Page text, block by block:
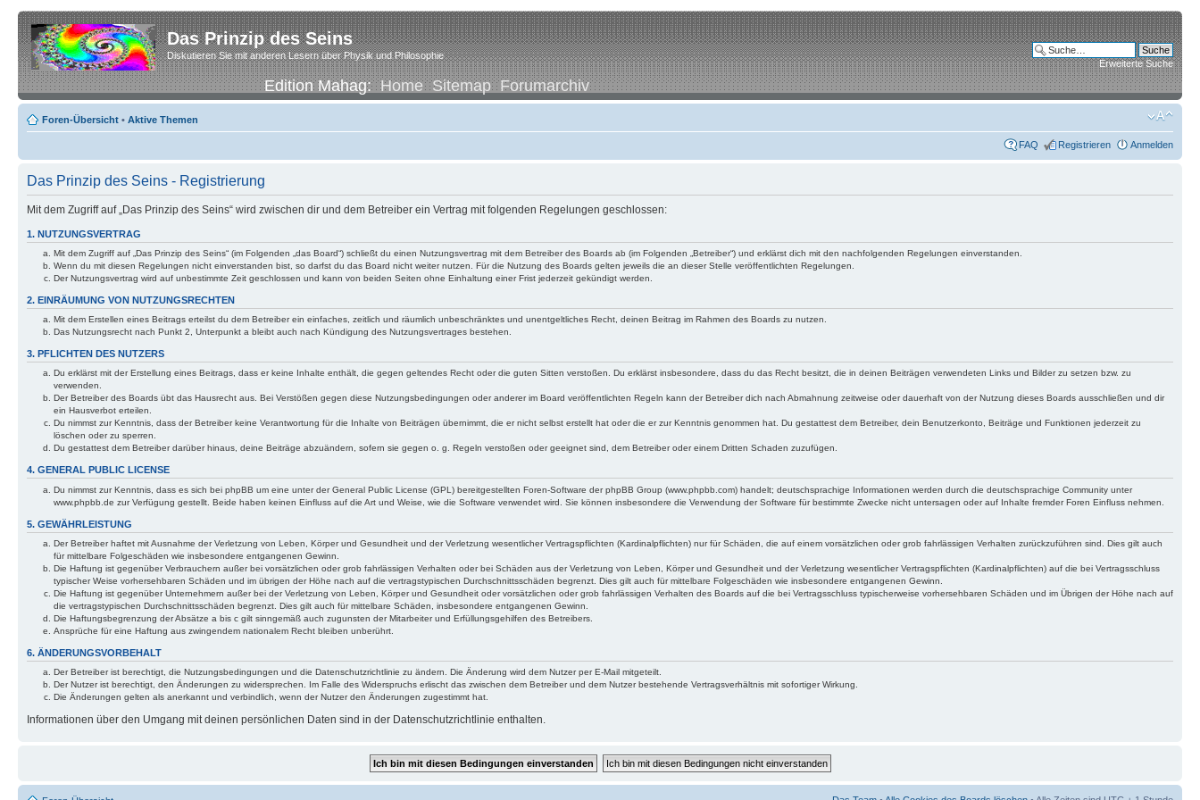
Das Prinzip des Seins
Diskutieren Sie mit anderen Lesern über Physik und Philosophie
Edition Mahag:Home Sitemap Forumarchiv
Erweiterte Suche
Foren-Übersicht • Aktive Themen
FAQ Registrieren Anmelden
Das Prinzip des Seins - Registrierung
Mit dem Zugriff auf „Das Prinzip des Seins“ wird zwischen dir und dem Betreiber ein Vertrag mit folgenden Regelungen geschlossen:
1. NUTZUNGSVERTRAG
Mit dem Zugriff auf „Das Prinzip des Seins“ (im Folgenden „das Board“) schließt du einen Nutzungsvertrag mit dem Betreiber des Boards ab (im Folgenden „Betreiber“) und erklärst dich mit den nachfolgenden Regelungen einverstanden.
Wenn du mit diesen Regelungen nicht einverstanden bist, so darfst du das Board nicht weiter nutzen. Für die Nutzung des Boards gelten jeweils die an dieser Stelle veröffentlichten Regelungen.
Der Nutzungsvertrag wird auf unbestimmte Zeit geschlossen und kann von beiden Seiten ohne Einhaltung einer Frist jederzeit gekündigt werden.
2. EINRÄUMUNG VON NUTZUNGSRECHTEN
Mit dem Erstellen eines Beitrags erteilst du dem Betreiber ein einfaches, zeitlich und räumlich unbeschränktes und unentgeltliches Recht, deinen Beitrag im Rahmen des Boards zu nutzen.
Das Nutzungsrecht nach Punkt 2, Unterpunkt a bleibt auch nach Kündigung des Nutzungsvertrages bestehen.
3. PFLICHTEN DES NUTZERS
Du erklärst mit der Erstellung eines Beitrags, dass er keine Inhalte enthält, die gegen geltendes Recht oder die guten Sitten verstoßen. Du erklärst insbesondere, dass du das Recht besitzt, die in deinen Beiträgen verwendeten Links und Bilder zu setzen bzw. zu
verwenden.
Der Betreiber des Boards übt das Hausrecht aus. Bei Verstößen gegen diese Nutzungsbedingungen oder anderer im Board veröffentlichten Regeln kann der Betreiber dich nach Abmahnung zeitweise oder dauerhaft von der Nutzung dieses Boards ausschließen und dir
ein Hausverbot erteilen.
Du nimmst zur Kenntnis, dass der Betreiber keine Verantwortung für die Inhalte von Beiträgen übernimmt, die er nicht selbst erstellt hat oder die er zur Kenntnis genommen hat. Du gestattest dem Betreiber, dein Benutzerkonto, Beiträge und Funktionen jederzeit zu
löschen oder zu sperren.
Du gestattest dem Betreiber darüber hinaus, deine Beiträge abzuändern, sofern sie gegen o. g. Regeln verstoßen oder geeignet sind, dem Betreiber oder einem Dritten Schaden zuzufügen.
4. GENERAL PUBLIC LICENSE
Du nimmst zur Kenntnis, dass es sich bei phpBB um eine unter der General Public License (GPL) bereitgestellten Foren-Software der phpBB Group (www.phpbb.com) handelt; deutschsprachige Informationen werden durch die deutschsprachige Community unter
www.phpbb.de zur Verfügung gestellt. Beide haben keinen Einfluss auf die Art und Weise, wie die Software verwendet wird. Sie können insbesondere die Verwendung der Software für bestimmte Zwecke nicht untersagen oder auf Inhalte fremder Foren Einfluss nehmen.
5. GEWÄHRLEISTUNG
Der Betreiber haftet mit Ausnahme der Verletzung von Leben, Körper und Gesundheit und der Verletzung wesentlicher Vertragspflichten (Kardinalpflichten) nur für Schäden, die auf einem vorsätzlichen oder grob fahrlässigen Verhalten zurückzuführen sind. Dies gilt auch
für mittelbare Folgeschäden wie insbesondere entgangenen Gewinn.
Die Haftung ist gegenüber Verbrauchern außer bei vorsätzlichen oder grob fahrlässigen Verhalten oder bei Schäden aus der Verletzung von Leben, Körper und Gesundheit und der Verletzung wesentlicher Vertragspflichten (Kardinalpflichten) auf die bei Vertragsschluss
typischer Weise vorhersehbaren Schäden und im übrigen der Höhe nach auf die vertragstypischen Durchschnittsschäden begrenzt. Dies gilt auch für mittelbare Folgeschäden wie insbesondere entgangenen Gewinn.
Die Haftung ist gegenüber Unternehmern außer bei der Verletzung von Leben, Körper und Gesundheit oder vorsätzlichen oder grob fahrlässigen Verhalten des Boards auf die bei Vertragsschluss typischerweise vorhersehbaren Schäden und im Übrigen der Höhe nach auf
die vertragstypischen Durchschnittsschäden begrenzt. Dies gilt auch für mittelbare Schäden, insbesondere entgangenen Gewinn.
Die Haftungsbegrenzung der Absätze a bis c gilt sinngemäß auch zugunsten der Mitarbeiter und Erfüllungsgehilfen des Betreibers.
Ansprüche für eine Haftung aus zwingendem nationalem Recht bleiben unberührt.
6. ÄNDERUNGSVORBEHALT
Der Betreiber ist berechtigt, die Nutzungsbedingungen und die Datenschutzrichtlinie zu ändern. Die Änderung wird dem Nutzer per E-Mail mitgeteilt.
Der Nutzer ist berechtigt, den Änderungen zu widersprechen. Im Falle des Widerspruchs erlischt das zwischen dem Betreiber und dem Nutzer bestehende Vertragsverhältnis mit sofortiger Wirkung.
Die Änderungen gelten als anerkannt und verbindlich, wenn der Nutzer den Änderungen zugestimmt hat.
Informationen über den Umgang mit deinen persönlichen Daten sind in der Datenschutzrichtlinie enthalten.